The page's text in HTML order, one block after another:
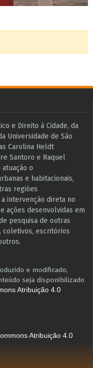
e Direito à Cidade, da
Universidade de São
Carolina Heldt
Santoro e Raquel
o
e habitacionais,
regiões
intervenção direta no
ações desenvolvidas em
pesquisa ​de outras
coletivos, escritórios
e modificado,
seja disponibilizado
Atribuição 4.0
Atribuição 4.0